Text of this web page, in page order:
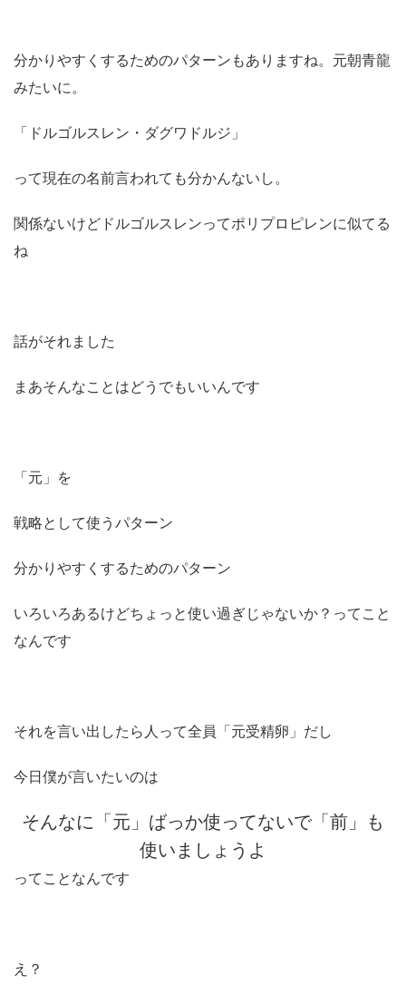
分かりやすくするためのパターンもありますね。 元朝青龍
みたいに。
「ドルゴルスレン・ダグワドルジ」
って現在の名前言われても分かんないし。
関係ないけどドルゴルスレンってポリプロピレンに似てる
ね
話がそれました
まあそんなことはどうでもいいんです
「元」を
戦略として使うパターン
分かりやすくするためのパターン
いろいろあるけどちょっと使い過ぎじゃないか？ってこと
なんです
それを言い出したら人って全員「元受精卵」だし
今日僕が言いたいのは
そんなに「元」ばっか使ってないで「前」も
使いましょうよ
ってことなんです
え？